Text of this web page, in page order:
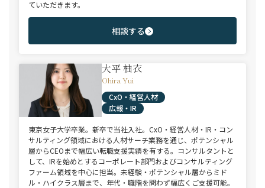
ていただきます。
相談する
大平 柚衣
Ohira Yui
CxO・経営人材
広報・IR
東京女子大学卒業。新卒で当社入社。CxO・経営人材・IR・コン
サルティング領域における人材サーチ業務を通じ、ポテンシャル
層からCEOまで幅広い転職支援実績を有する。コンサルタントと
して、IRを始めとするコーポレート部門およびコンサルティング
ファーム領域を中心に担当。未経験・ポテンシャル層からミド
ル・ハイクラス層まで、年代・職階を問わず幅広くご支援可能。